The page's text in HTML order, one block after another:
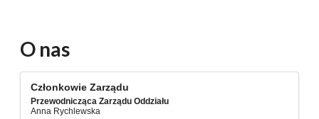
O nas
Członkowie Zarządu
Przewodnicząca Zarządu Oddziału
Anna Rychlewska